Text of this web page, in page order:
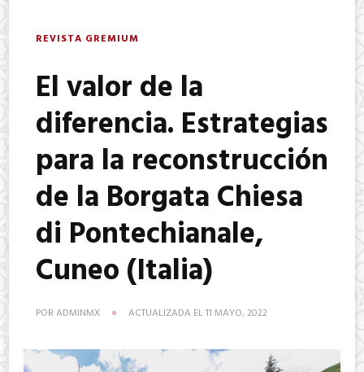
REVISTA GREMIUM
El valor de la
diferencia. Estrategias
para la reconstrucción
de la Borgata Chiesa
di Pontechianale,
Cuneo (Italia)
POR ADMINMX ACTUALIZADA EL11 MAYO, 2022